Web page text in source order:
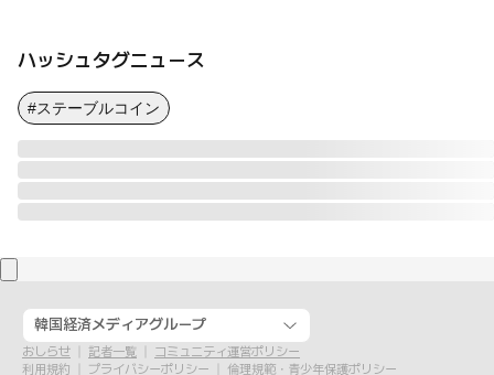
ハッシュタグニュース
#ステーブルコイン
韓国経済メディアグループ
おしらせ 記者一覧
コミュニティ運営ポリシー
利用規約
プライバシーポリシー 倫理規範・青少年保護ポリシー